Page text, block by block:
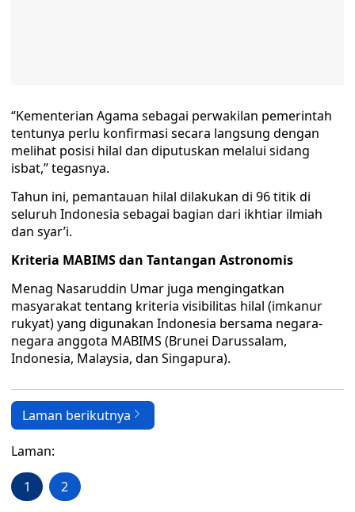
“Kementerian Agama sebagai perwakilan pemerintah
tentunya perlu konfirmasi secara langsung dengan
melihat posisi hilal dan diputuskan melalui sidang
isbat,” tegasnya.
Tahun ini, pemantauan hilal dilakukan di 96 titik di
seluruh Indonesia sebagai bagian dari ikhtiar ilmiah
dan syar’i.
Kriteria MABIMS dan Tantangan Astronomis
Menag Nasaruddin Umar juga mengingatkan
masyarakat tentang kriteria visibilitas hilal (imkanur
rukyat) yang digunakan Indonesia bersama negara-
negara anggota MABIMS (Brunei Darussalam,
Indonesia, Malaysia, dan Singapura).
Laman berikutnya
Laman:
1 2